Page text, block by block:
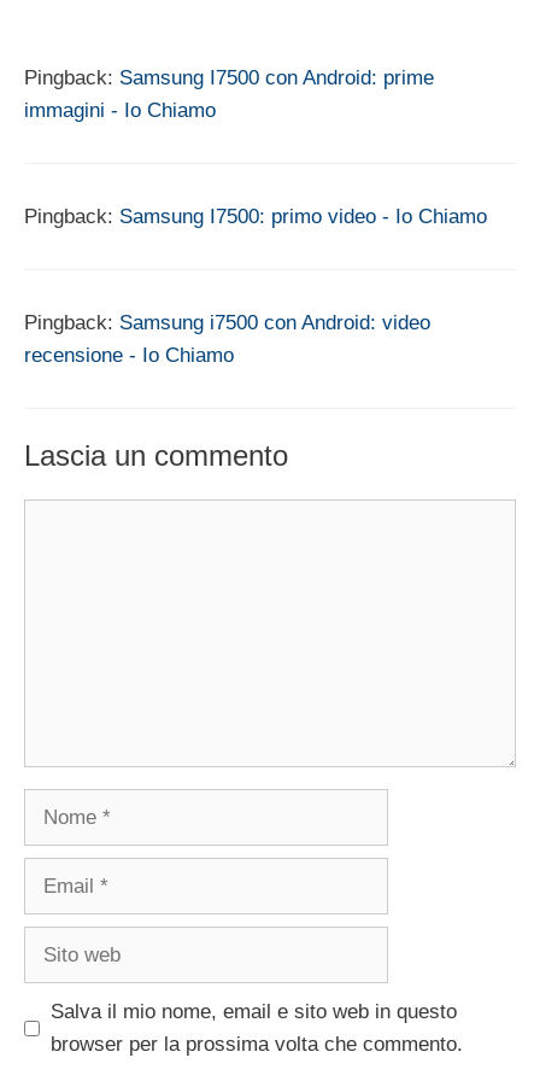
Pingback: Samsung I7500 con Android: prime
immagini - Io Chiamo
Pingback: Samsung I7500: primo video - Io Chiamo
Pingback: Samsung i7500 con Android: video
recensione - Io Chiamo
Lascia un commento
Nome
Email
Sito
Salva il mio nome, email e sito web in questo
browser per la prossima volta che commento.